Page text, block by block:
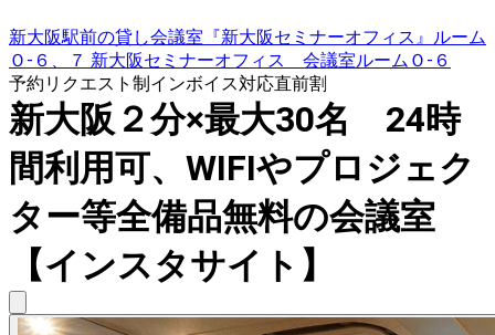
新大阪駅前の貸し会議室『新大阪セミナーオフィス』ルーム
Ｏ-６、７ 新大阪セミナーオフィス 会議室ルームＯ-６
予約リクエスト制インボイス対応直前割
新大阪２分×最大30名 24時
間利用可、WIFIやプロジェク
ター等全備品無料の会議室
【インスタサイト】